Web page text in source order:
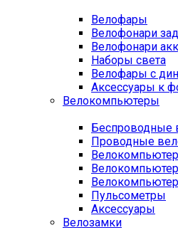
Велофары
Велофонари
Велофонари
Наборы света
Велофары с
Аксессуары к
Велокомпьютеры
Беспроводные
Проводные
Пульсометры
Аксессуары
Велозамки